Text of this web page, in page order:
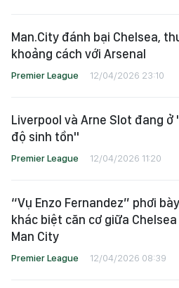
Man.City đánh bại Chelsea,
khoảng cách với Arsenal
Premier League 12/04/2026 23:10
Liverpool và Arne Slot đang ở
độ sinh tồn"
Premier League 12/04/2026 11:20
“Vụ Enzo Fernandez” phơi
khác biệt căn cơ giữa Chelsea
Man City
Premier League 12/04/2026 08:39